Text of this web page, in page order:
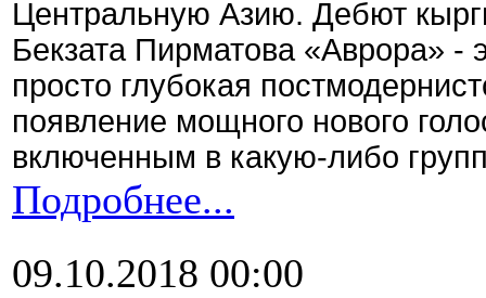
Центральную Азию. Дебют
Бекзата Пирматова «Аврора» -
просто глубокая
появление мощного нового
включенным в какую-либо
Подробнее...
09.10.2018 00:00